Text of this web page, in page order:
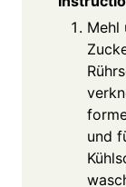
Mehl
und